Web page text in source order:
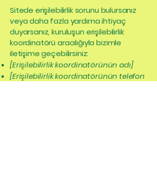
Sitede erişilebilirlik sorunu bulursanız
veya daha fazla yardıma ihtiyaç
duyarsanız, kuruluşun erişilebilirlik
koordinatörü aracılığıyla bizimle
iletişime geçebilirsiniz:
[Erişilebilirlik koordinatörünün adı]
[Erişilebilirlik koordinatörünün telefon